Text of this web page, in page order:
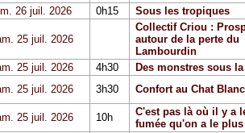
26 juil. 2026
0h15 Sous les tropiques
25 juil. 2026
Collectif Criou :
autour de la perte du
Lambourdin
25 juil. 2026 4h30 Des monstres sous
25 juil. 2026 3h30 Confort au Chat Blanc
25 juil. 2026 10h
C'est pas là où il y a
fumée qu'on a le plus